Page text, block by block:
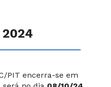
2024
PIT encerra-se em